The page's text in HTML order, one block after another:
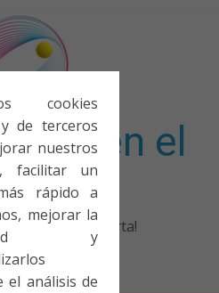
cookies
de terceros
nuestros
facilitar un
rápido a
mejorar la
y
el análisis de
en el
el examen importa!